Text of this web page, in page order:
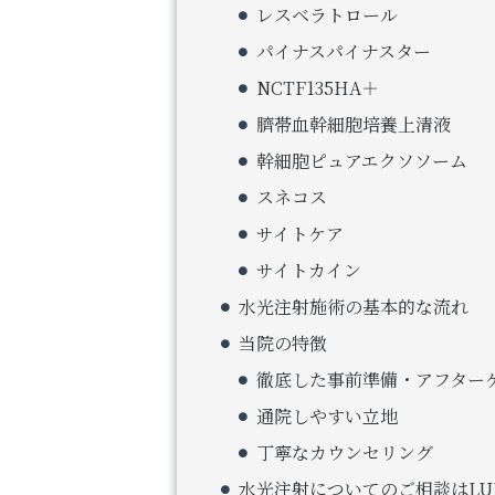
レスベラトロール
パイナスパイナスター
NCTF135HA＋
臍帯血幹細胞培養上清液
幹細胞ピュアエクソソーム
スネコス
サイトケア
サイトカイン
水光注射施術の基本的な流れ
当院の特徴
徹底した事前準備・アフター
通院しやすい立地
丁寧なカウンセリング
水光注射についてのご相談は